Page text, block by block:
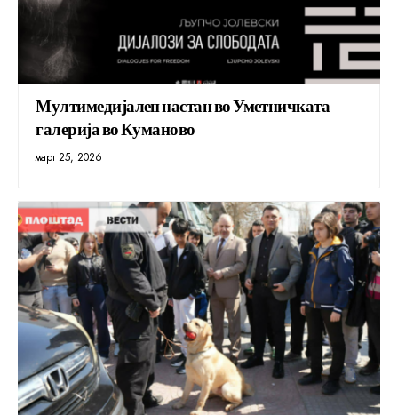
Мултимедијален настан во Уметничката
галерија во Куманово
март 25, 2026